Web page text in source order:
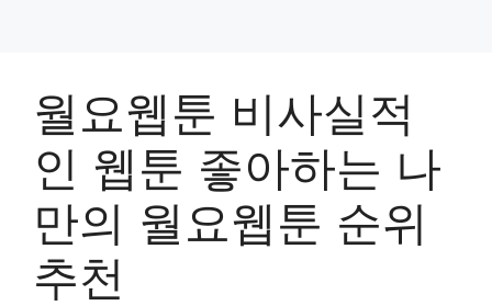
월요웹툰 비사실적
인 웹툰 좋아하는 나
만의 월요웹툰 순위
추천